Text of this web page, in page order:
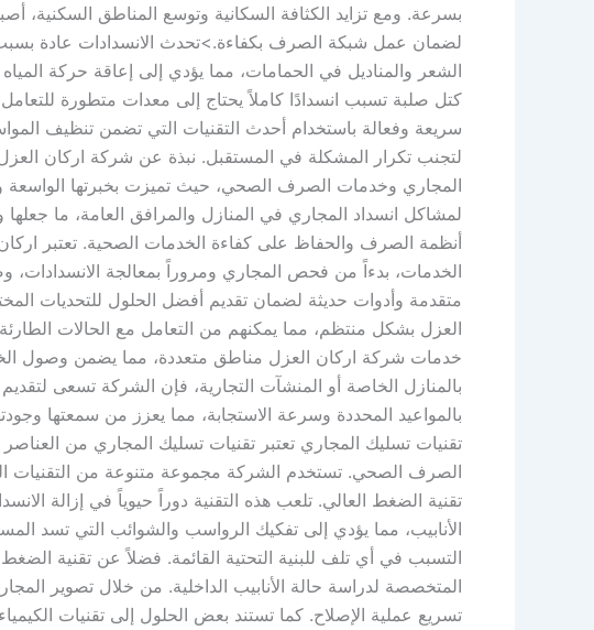
بسرعة. ومع تزايد الكثافة السكانية وتوسع المناطق
لضمان عمل شبكة الصرف بكفاءة.>تحدث الانسدادات عادة بسبب
الشعر والمناديل في الحمامات، مما يؤدي إلى إعاقة حركة
كتل صلبة تسبب انسدادًا كاملاً يحتاج إلى معدات متطورة
سريعة وفعالة باستخدام أحدث التقنيات التي تضمن تنظيف
لتجنب تكرار المشكلة في المستقبل. نبذة عن شركة اركان
المجاري وخدمات الصرف الصحي، حيث تميزت بخبرتها الواسعة
لمشاكل انسداد المجاري في المنازل والمرافق العامة، ما
أنظمة الصرف والحفاظ على كفاءة الخدمات الصحية. تعتبر
الخدمات، بدءاً من فحص المجاري ومروراً بمعالجة الانسدادات،
متقدمة وأدوات حديثة لضمان تقديم أفضل الحلول للتحديات
العزل بشكل منتظم، مما يمكنهم من التعامل مع الحالات
خدمات شركة اركان العزل مناطق متعددة، مما يضمن وصول
بالمنازل الخاصة أو المنشآت التجارية، فإن الشركة تسعى
بالمواعيد المحددة وسرعة الاستجابة، مما يعزز من سمعتها
تقنيات تسليك المجاري تعتبر تقنيات تسليك المجاري من
الصرف الصحي. تستخدم الشركة مجموعة متنوعة من التقنيات
تقنية الضغط العالي. تلعب هذه التقنية دوراً حيوياً في إزالة
الأنابيب، مما يؤدي إلى تفكيك الرواسب والشوائب التي تسد
التسبب في أي تلف للبنية التحتية القائمة. فضلاً عن تقنية
المتخصصة لدراسة حالة الأنابيب الداخلية. من خلال تصوير
تسريع عملية الإصلاح. كما تستند بعض الحلول إلى تقنيات